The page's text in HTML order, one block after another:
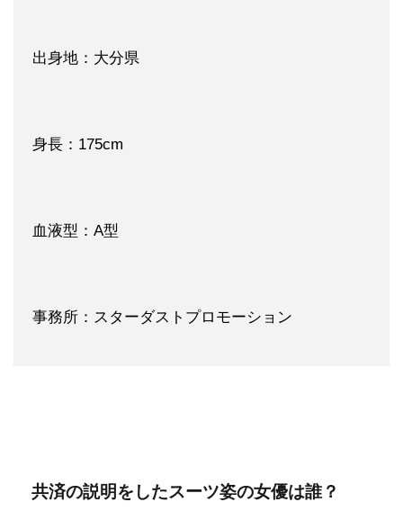
出身地：大分県
身長：175cm
血液型：A型
事務所：スターダストプロモーション
共済の説明をしたスーツ姿の女優は誰？